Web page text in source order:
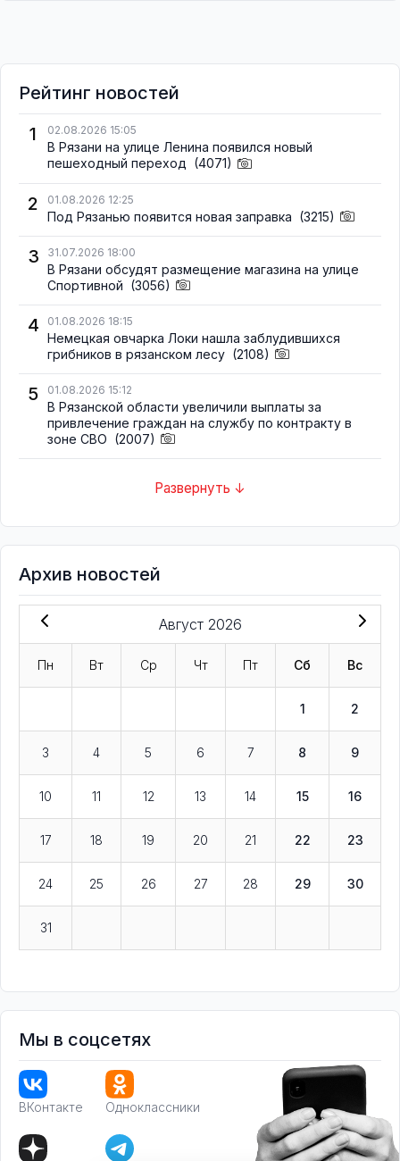
Рейтинг новостей
1
02.08.2026 15:05
В Рязани на улице Ленина появился новый
пешеходный переход (4071)
2 01.08.2026 12:25
Под Рязанью появится новая заправка (3215)
3 31.07.2026 18:00
В Рязани обсудят размещение магазина на улице
Спортивной (3056)
4 01.08.2026 18:15
Немецкая овчарка Локи нашла заблудившихся
грибников в рязанском лесу (2108)
5 01.08.2026 15:12
В Рязанской области увеличили выплаты за
привлечение граждан на службу по контракту в
зоне СВО (2007)
Развернуть ↓
Архив новостей
Август 2026
Пн Вт Ср Чт Пт Сб Вс
1 2
3 4 5 6 7 8 9
10 11 12 13 14 15 16
17 18 19 20 21 22 23
24 25 26 27 28 29 30
31
Мы в соцсетях
ВКонтакте Одноклассники